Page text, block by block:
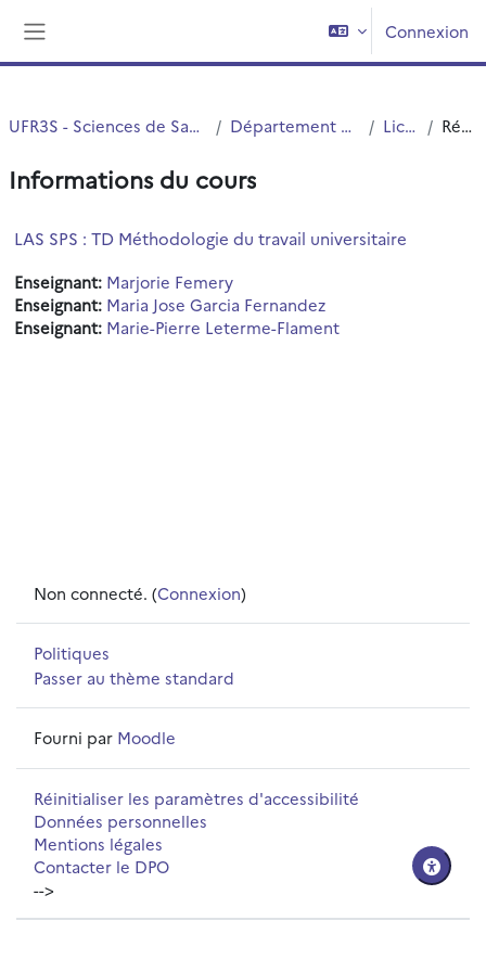
Connexion
UFR3S - Sciences de Santé et du Sport Département UFR3S - ILIS Licence Résumé
Informations du cours
LAS SPS : TD Méthodologie du travail universitaire
Enseignant: Marjorie Femery
Enseignant: Maria Jose Garcia Fernandez
Enseignant: Marie-Pierre Leterme-Flament
Non connecté. (Connexion)
Politiques
Passer au thème standard
Fourni par Moodle
Réinitialiser les paramètres d'accessibilité
Données personnelles
Mentions légales
Contacter le DPO
-->